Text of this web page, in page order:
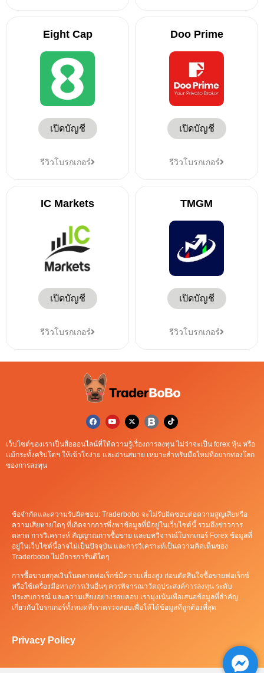
Eight Cap
เปิดบัญชี
รีวิวโบรกเกอร์
Doo Prime
เปิดบัญชี
รีวิวโบรกเกอร์
IC Markets
เปิดบัญชี
รีวิวโบรกเกอร์
TMGM
เปิดบัญชี
รีวิวโบรกเกอร์
เว็บไซต์ของเราเป็นสื่อออนไลน์ที่ให้ความรู้เรื่องการลงทุน ไม่ว่าจะเป็น forex หุ้น หรือ
เเม้กระทั้งคริปโตฯ ให้เข้าใจง่าย เเละอ่านสบาย เหมาะสำหรับมือใหม่ที่อยากท่องโลก
ของการลงทุน
ข้อจำกัดและความรับผิดชอบ: Traderbobo จะไม่รับผิดชอบต่อความสูญเสียหรือ
ความเสียหายใดๆ ที่เกิดจากการพึ่งพาข้อมูลที่มีอยู่ในเว็บไซต์นี้ รวมถึงข่าวการ
ตลาด การวิเคราะห์ สัญญาณการซื้อขาย และบทวิจารณ์โบรกเกอร์ Forex ข้อมูลที่
อยู่ในเว็บไซต์นี้อาจไม่เป็นปัจจุบัน และการวิเคราะห์เป็นความคิดเห็นของ
Traderbobo ไม่มีการการันตีใดๆ
การซื้อขายสกุลเงินในตลาดฟอเร็กซ์มีความเสี่ยงสูง ก่อนตัดสินใจซื้อขายฟอเร็กซ์
หรือใช้เครื่องมือทางการเงินอื่นๆ ควรพิจารณาวัตถุประสงค์การลงทุน ระดับ
ประสบการณ์ และความเสี่ยงอย่างรอบคอบ เรามุ่งเน้นเพื่อเสนอข้อมูลที่สำคัญ
เกี่ยวกับโบรกเกอร์ทั้งหมดที่เราตรวจสอบเพื่อให้ได้ข้อมูลที่ถูกต้องที่สุด
Privacy Policy